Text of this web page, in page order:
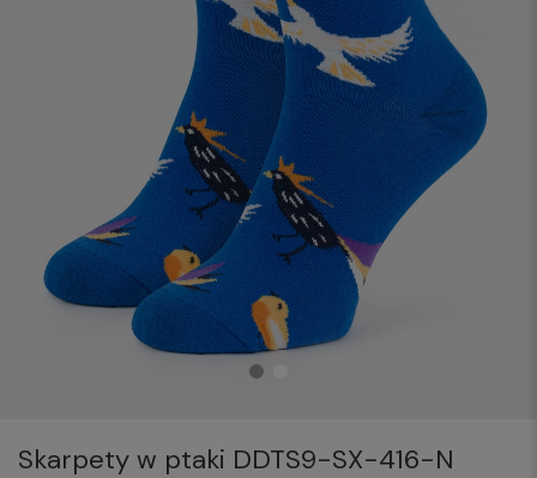
Skarpety w ptaki DDTS9-SX-416-N